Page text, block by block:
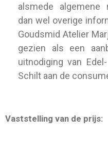
alsmede algemene
dan wel overige
Goudsmid Atelier
gezien als een
uitnodiging van
Schilt aan de
Vaststelling van de prijs: